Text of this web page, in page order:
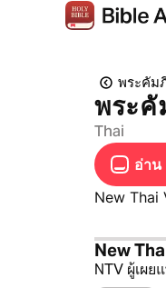
พระคัม
พระคั
Thai
อ่าน
New Thai
New
NTV ผู้เผย